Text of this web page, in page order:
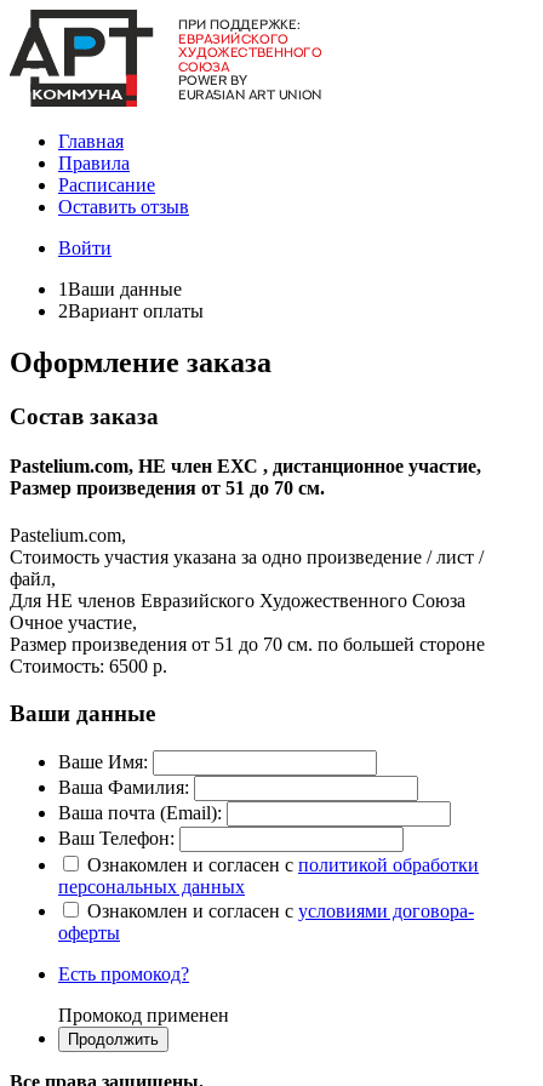
Главная
Правила
Расписание
Оставить отзыв
Войти
1Ваши данные
2Вариант оплаты
Оформление заказа
Состав заказа
Pastelium.com, НЕ член ЕХС , дистанционное участие,
Размер произведения от 51 до 70 см.
Pastelium.com,
Стоимость участия указана за одно произведение / лист /
файл,
Для НЕ членов Евразийского Художественного Союза
Очное участие,
Размер произведения от 51 до 70 см. по большей стороне
Стоимость: 6500 р.
Ваши данные
Ваше Имя:
Ваша Фамилия:
Ваша почта (Email):
Ваш Телефон:
Ознакомлен и согласен с политикой обработки
персональных данных
Ознакомлен и согласен с условиями договора-
оферты
Есть промокод?
Промокод применен
Все права защищены.